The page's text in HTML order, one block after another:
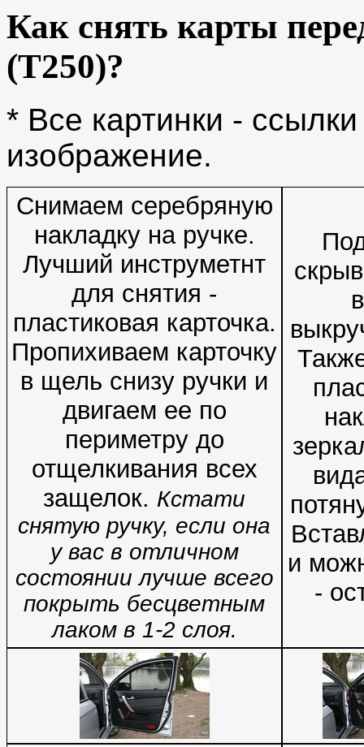
Как снять карты
(T250)?
* Все картинки -
изображение.
Снимаем серебряную
накладку на ручке.
Лучший инструметнт
для снятия -
пластиковая карточка.
Пропихиваем карточку
в щель снизу ручки и
двигаем ее по
периметру до
отщелкивания всех
защелок. Кстати
снятую ручку, если она
у вас в отличном
состоянии лучше всего
покрыть бесцветным
лаком в 1-2 слоя.
и
-